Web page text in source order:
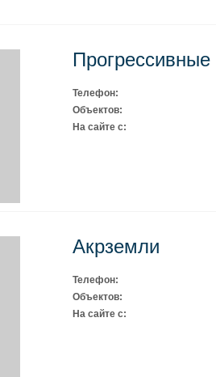
Телефон:
Объектов:
На сайте с:
Акрземли
Телефон:
Объектов:
На сайте с: